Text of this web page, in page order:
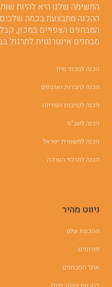
המשימה שלנו היא להיות
ההכנה מתבצעת בכמה
המבחנים הצפויים במכון,
מבחנים אינטרנטית לתרגול
הכנה למכוני מיון
הכנה לחברות וארגונים
הכנה לנציבות המדינה
הכנה לשב"ס
הכנה למשטרת ישראל
הכנה למרכזי הערכה
ניווט מהיר
ההכנות שלנו
פורומים
אתר המבחנים